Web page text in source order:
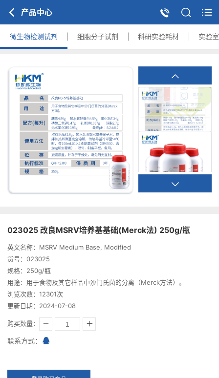
产品中心
微生物检测试剂 细胞分子试剂 科研实验耗材 实验
023025 改良MSRV培养基基础(Merck法) 250g/瓶
英文名称：MSRV Medium Base, Modified
货号：023025
规格：250g/瓶
用途：用于食物及其它样品中沙门氏菌的分离（Merck方法）。
浏览次数：12301次
更新日期：2024-07-08
购买数量：
联系方式：